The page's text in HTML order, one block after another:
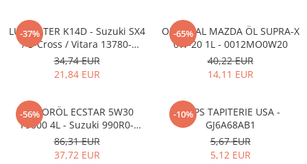
-37%
LUFTFILTER K14D - Suzuki SX4
/ S-Cross / Vitara 13780-
53SA0-000
34,74 EUR
21,84 EUR
-65%
ORIGINAL MAZDA ÖL SUPRA-X
0W-20 1L - 0012MO0W20
40,22 EUR
14,11 EUR
-56%
MOTORÖL ECSTAR 5W30
F9000 4L - Suzuki 990R0-
21E72-004
86,31 EUR
37,72 EUR
-10%
CLIPS TAPITERIE USA -
GJ6A68AB1
5,67 EUR
5,12 EUR